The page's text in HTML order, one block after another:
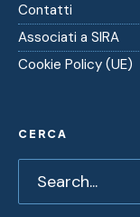
Contatti
Associati a SIRA
Cookie Policy (UE)
CERCA